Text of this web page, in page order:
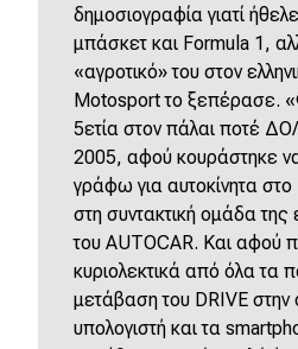
δημοσιογραφία γιατί
μπάσκετ και Formula 1,
«αγροτικό» του στον
Motosport το ξεπέρασε.
5ετία στον πάλαι ποτέ
2005, αφού κουράστηκε να
γράφω για αυτοκίνητα
στη συντακτική ομάδα της
του AUTOCAR. Και αφού
κυριολεκτικά από όλα τα
μετάβαση του DRIVE στην
υπολογιστή και τα